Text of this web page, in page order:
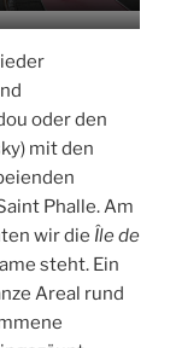
oder den
mit den
Phalle. Am
wir die Île de
steht. Ein
Areal rund